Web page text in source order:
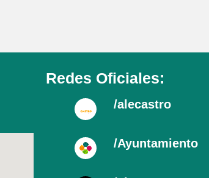
Redes Oficiales:
/alecastro
/Ayuntamiento